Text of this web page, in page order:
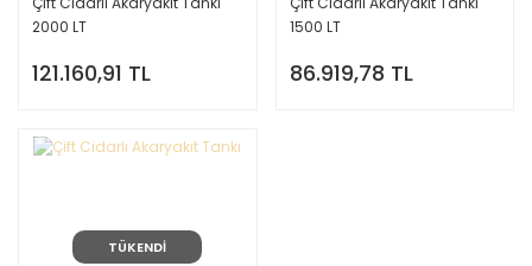
2000 LT
121.160,91 TL
1500 LT
86.919,78 TL
TÜKENDİ